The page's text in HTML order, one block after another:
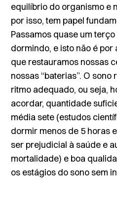
equilíbrio do organismo e
por isso, tem papel
Passamos quase um
dormindo, e isto não é por
que restauramos nossas
nossas “baterias”. Osono
ritmo adequado, ou seja,
acordar, quantidade
média sete (estudos
dormir menos de 5 horas
ser prejudicial à saúde e
mortalidade) e boa
os estágios do sono sem